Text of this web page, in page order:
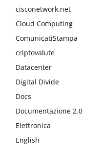
cisconetwork.net
Cloud Computing
ComunicatiStampa
criptovalute
Datacenter
Digital Divide
Docs
Documentazione 2.0
Elettronica
English